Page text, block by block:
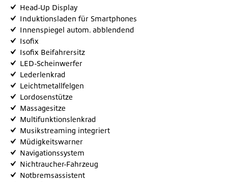
Head-Up Display
Induktionsladen für Smartphones
Innenspiegel autom. abblendend
Isofix
Isofix Beifahrersitz
LED-Scheinwerfer
Lederlenkrad
Leichtmetallfelgen
Lordosenstütze
Massagesitze
Multifunktionslenkrad
Musikstreaming integriert
Müdigkeitswarner
Navigationssystem
Nichtraucher-Fahrzeug
Notbremsassistent